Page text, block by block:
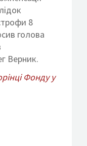
8
голова
Верник.
Фонду у